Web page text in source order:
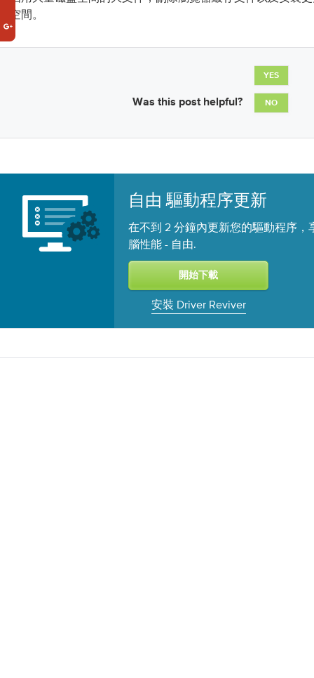
空間。
Was this post helpful?
YES
NO
自由 驅動程序更新
在不到 2 分鐘內更新您的驅動程序，
腦性能 - 自由.
安裝 Driver Reviver